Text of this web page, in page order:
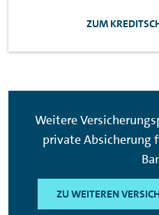
ZUM
Weitere
private Absicherung
ZU WEITEREN